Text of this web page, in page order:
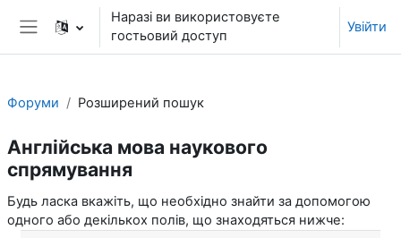
Перейти до головного вмісту
Бокова панель
Наразі ви використовуєте
гостьовий доступ
Увійти
Форуми Розширений пошук
Англійська мова наукового
спрямування
Будь ласка вкажіть, що необхідно знайти за допомогою
одного або декількох полів, що знаходяться нижче: